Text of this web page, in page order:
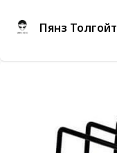
Пянз Толгойт